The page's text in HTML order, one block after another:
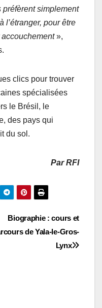
simplement
l’étranger, pour être
»,
clics pour trouver
spécialisées
le Brésil, le
des pays qui
du sol.
Par RFI
Biographie : cours et
de Yala-le-Gros-
Lynx